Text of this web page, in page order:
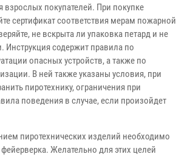
взрослых покупателей. При покупке
сертификат соответствия мерам пожарной
не вскрыта ли упаковка петард и не
Инструкция содержит правила по
опасных устройств, а также по
В ней также указаны условия, при
пиротехнику, ограничения при
поведения в случае, если произойдет
пиротехнических изделий необходимо
Желательно для этих целей